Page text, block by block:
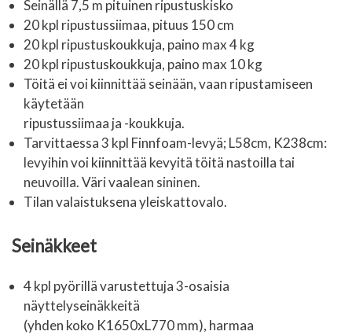
Seinällä 7,5 m pituinen ripustuskisko
20 kpl ripustussiimaa, pituus 150 cm
20 kpl ripustuskoukkuja, paino max 4 kg
20 kpl ripustuskoukkuja, paino max 10 kg
Töitä ei voi kiinnittää seinään, vaan ripustamiseen
käytetään
ripustussiimaa ja -koukkuja.
Tarvittaessa 3 kpl Finnfoam-levyä; L58cm, K238cm:
levyihin voi kiinnittää kevyitä töitä nastoilla tai
neuvoilla. Väri vaalean sininen.
Tilan valaistuksena yleiskattovalo.
Seinäkkeet
4 kpl pyörillä varustettuja 3-osaisia
näyttelyseinäkkeitä
(yhden koko K1650xL770 mm), harmaa